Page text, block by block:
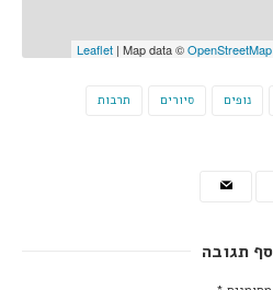
| Map data ©OpenStreetMap
נופים סיורים תרבות
תגובה